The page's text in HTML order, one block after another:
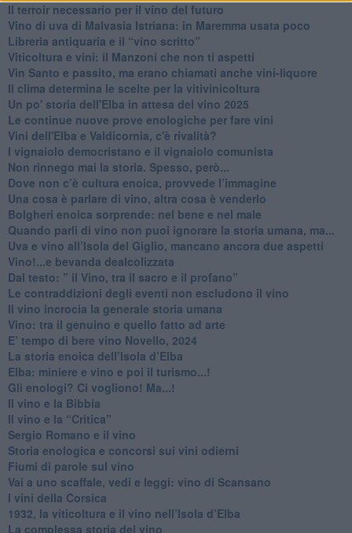
Il terroir necessario per il vino del futuro
​Vino di uva di Malvasia Istriana: in Maremma usata poco
​Libreria antiquaria e il “vino scritto”
​Viticoltura e vini: il Manzoni che non ti aspetti
​Vin Santo e passito, ma erano chiamati anche vini-liquore
Il clima determina le scelte per la vitivinicoltura
Un po' storia dell'Elba in attesa del vino 2025
Le continue nuove prove enologiche per fare vini
Vini dell'Elba e Valdicornia, c'è rivalità?
​I vignaiolo democristano e il vignaiolo comunista
​Non rinnego mai la storia. Spesso, però...
​Dove non c’è cultura enoica, provvede l’immagine
​Una cosa è parlare di vino, altra cosa è venderlo
Bolgheri enoica sorprende: nel bene e nel male
​Quando parli di vino non puoi ignorare la storia umana, ma...
Uva e vino all’Isola del Giglio, mancano ancora due aspetti
​Vino!...e bevanda dealcolizzata
​Dal testo: ” il Vino, tra il sacro e il profano”
Le contraddizioni degli eventi non escludono il vino
​Il vino incrocia la generale storia umana
Vino: tra il genuino e quello fatto ad arte
E’ tempo di bere vino Novello, 2024
La storia enoica dell’Isola d’Elba
Elba: miniere e vino e poi il turismo...!
​Gli enologi? Ci vogliono! Ma...!
​Il vino e la Bibbia
​Il vino e la “Critica”
Sergio Romano e il vino
​Storia enologica e concorsi sui vini odierni
Fiumi di parole sul vino
​Vai a uno scaffale, vedi e leggi: vino di Scansano
​I vini della Corsica
​1932, la viticoltura e il vino nell’Isola d’Elba
​La complessa storia del vino